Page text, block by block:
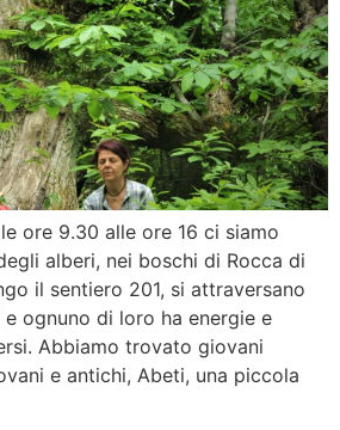
ore 9.30 alle ore 16 ci siamo
alberi, nei boschi di Rocca di
il sentiero 201, si attraversano
ognuno di loro ha energie e
Abbiamo trovato giovani
e antichi, Abeti, una piccola